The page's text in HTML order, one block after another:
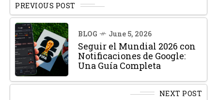
PREVIOUS POST
BLOG June 5, 2026
Seguir el Mundial 2026 con
Notificaciones de Google:
Una Guía Completa
NEXT POST